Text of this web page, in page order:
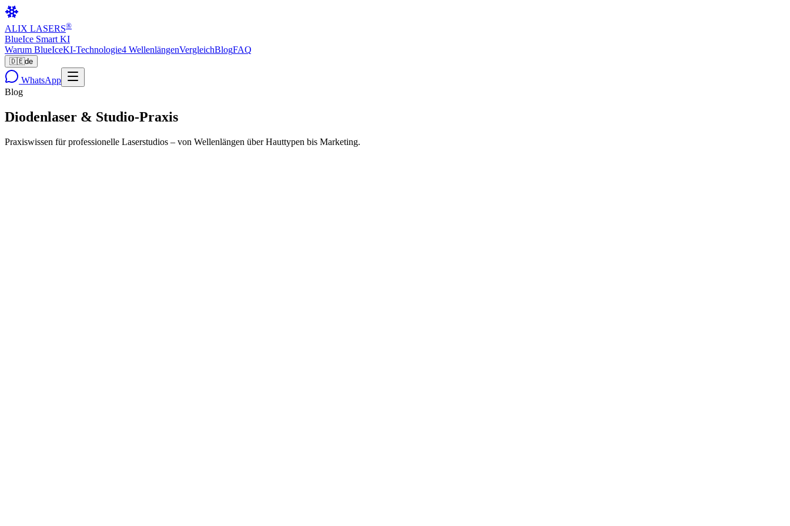
ALIX LASERS®
BlueIce Smart KI
Warum BlueIceKI-Technologie4 WellenlängenVergleichBlogFAQ
🇩🇪de
WhatsApp
Blog
Diodenlaser & Studio-Praxis
Praxiswissen für professionelle Laserstudios – von Wellenlängen über Hauttypen bis Marketing.